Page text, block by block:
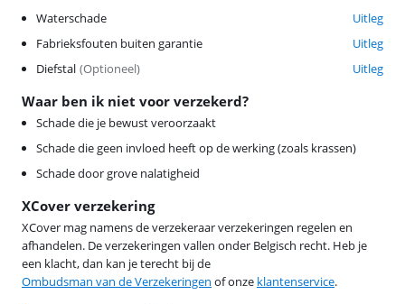
Waterschade
Uitleg
Fabrieksfouten buiten garantie
Uitleg
Diefstal (Optioneel) Uitleg
Waar ben ik niet voor verzekerd?
Schade die je bewust veroorzaakt
Schade die geen invloed heeft op de werking (zoals krassen)
Schade door grove nalatigheid
XCover verzekering
XCover mag namens de verzekeraar verzekeringen regelen en
afhandelen. De verzekeringen vallen onder Belgisch recht. Heb je
een klacht, dan kan je terecht bij de
Ombudsman van de Verzekeringen of onze klantenservice.